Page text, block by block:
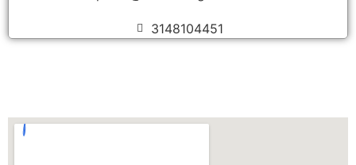
3148104451